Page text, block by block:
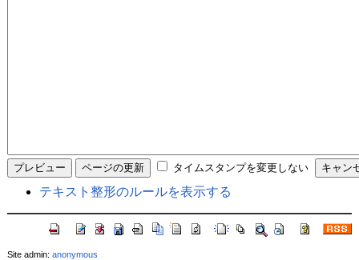
タイムスタンプを変更しない
テキスト整形のルールを表示する
Site admin: anonymous